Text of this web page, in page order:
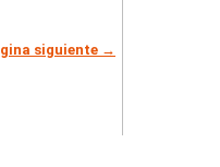
siguiente →